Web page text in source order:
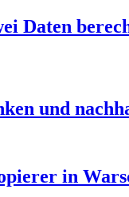
Daten
und
in